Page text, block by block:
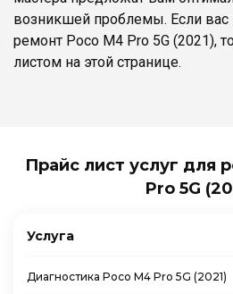
возникшей проблемы. Если вас
ремонт Poco M4 Pro 5G (2021),
листом на этой странице.
Прайс лист услуг для
Pro 5G
Услуга
Диагностика Poco M4 Pro 5G (2021)